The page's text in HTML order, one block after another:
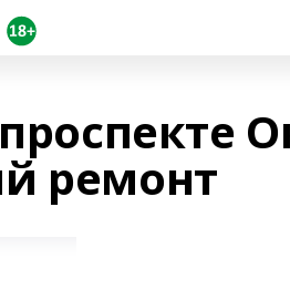
ремонт